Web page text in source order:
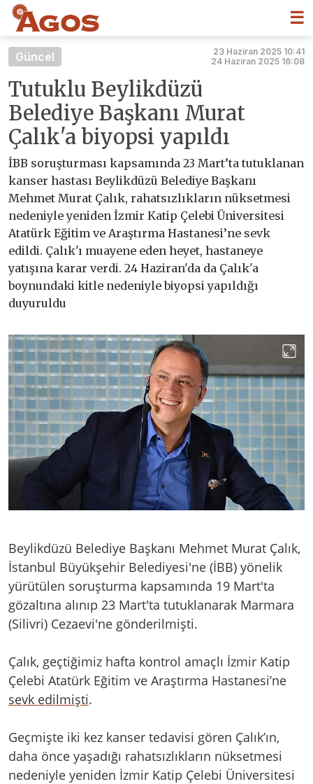
☰
Güncel
23 Haziran 2025 10:41
24 Haziran 2025 16:08
Tutuklu Beylikdüzü
Belediye Başkanı Murat
Çalık'a biyopsi yapıldı
İBB soruşturması kapsamında 23 Mart’ta tutuklanan
kanser hastası Beylikdüzü Belediye Başkanı
Mehmet Murat Çalık, rahatsızlıkların nüksetmesi
nedeniyle yeniden İzmir Katip Çelebi Üniversitesi
Atatürk Eğitim ve Araştırma Hastanesi’ne sevk
edildi. Çalık'ı muayene eden heyet, hastaneye
yatışına karar verdi. 24 Haziran'da da Çalık'a
boynundaki kitle nedeniyle biyopsi yapıldığı
duyuruldu
Beylikdüzü Belediye Başkanı Mehmet Murat Çalık,
İstanbul Büyükşehir Belediyesi'ne (İBB) yönelik
yürütülen soruşturma kapsamında 19 Mart'ta
gözaltına alınıp 23 Mart'ta tutuklanarak Marmara
(Silivri) Cezaevi'ne gönderilmişti.
Çalık, geçtiğimiz hafta kontrol amaçlı İzmir Katip
Çelebi Atatürk Eğitim ve Araştırma Hastanesi’ne
sevk edilmişti.
Geçmişte iki kez kanser tedavisi gören Çalık’ın,
daha önce yaşadığı rahatsızlıkların nüksetmesi
nedeniyle yeniden İzmir Katip Çelebi Üniversitesi